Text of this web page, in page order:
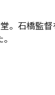
。石橋監